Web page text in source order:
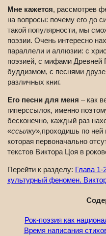
Мне кажется, рассмотрев
на вопросы: почему его до
такой популярности, мы
поэзии. Очень интересно
параллели и аллюзии: с
поэзией, с мифами Древней
буддизмом, с песнями
различных книг.
Его песни для меня – как
гиперссылок, именно
бесконечно, каждый раз
«ссылку»,проходишь по ней
которая первоначально
текстов Виктора Цоя в
Перейти к разделу: Глава 1-
культурный феномен.
Рок-поэзия как
Время написания